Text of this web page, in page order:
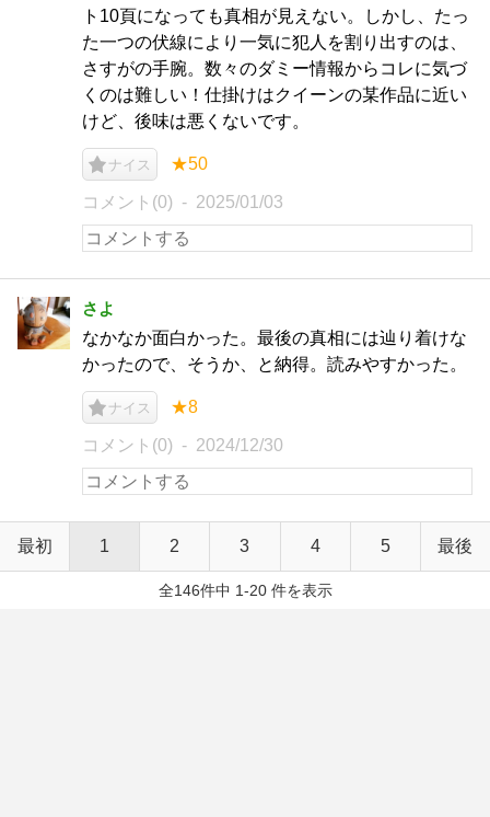
ト10頁になっても真相が見えない。しかし、たっ
た一つの伏線により一気に犯人を割り出すのは、
さすがの手腕。数々のダミー情報からコレに気づ
くのは難しい！仕掛けはクイーンの某作品に近い
けど、後味は悪くないです。
ナイス ★50
コメント(0) 2025/01/03
さよ
なかなか面白かった。最後の真相には辿り着けな
かったので、そうか、と納得。読みやすかった。
ナイス ★8
コメント(0) 2024/12/30
最初 1 2 3 4 5 最後
全146件中 1-20 件を表示